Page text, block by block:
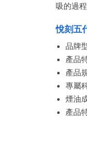
吸的過
悅刻五
品牌
產品
產品
專屬
煙油
產品